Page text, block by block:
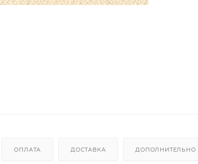
ОПЛАТА ДОСТАВКА ДОПОЛНИТЕЛЬНО